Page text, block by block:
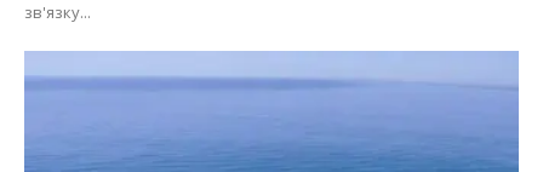
зв'язку...